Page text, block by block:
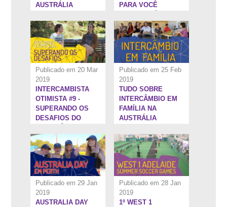
AUSTRÁLIA
PARA VOCÊ
2019!
Publicado em 20 Mar
2019
INTERCAMBISTA
OTIMISTA #9 -
SUPERANDO OS
DESAFIOS DO
Publicado em 25 Feb
2019
TUDO SOBRE
INTERCÂMBIO EM
FAMÍLIA NA
AUSTRÁLIA
Publicado em 29 Jan
2019
AUSTRALIA DAY
Publicado em 28 Jan
2019
13:2''
1º WEST 1